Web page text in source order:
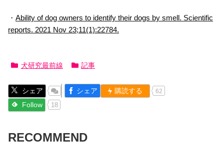
・ Ability of dog owners to identify their dogs by smell. Scientific
reports. 2021 Nov 23;11(1):22784.
犬研究最前線 記事
シェア シェア 購読する 62
Follow 18
RECOMMEND